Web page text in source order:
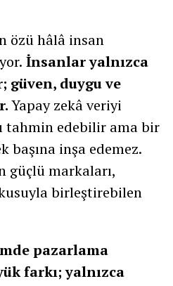
özü hâlâ insan
İnsanlar yalnızca
güven, duygu ve
Yapay zekâ veriyi
tahmin edebilir ama bir
başına inşa edemez.
güçlü markaları,
birleştirebilen
pazarlama
farkı; yalnızca